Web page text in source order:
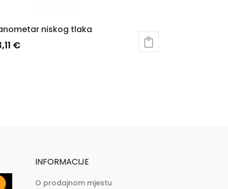
niskog tlaka
€
INFORMACIJE
O prodajnom mjestu